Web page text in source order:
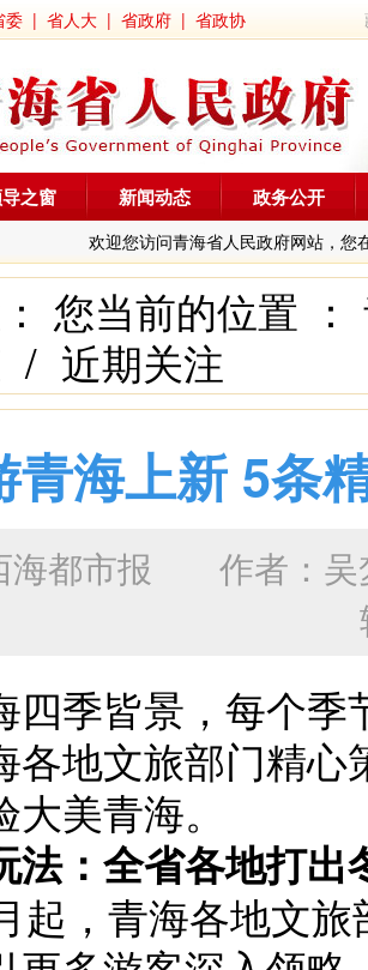
委 | 省人大 | 省政府 | 省政协
欢迎您访问青海省人民政府网站，您
之窗 新闻动态 政务公开
您当前的位置 ：
/ 近期关注
青海上新 5条
海都市报 作者：
季皆景，每个季
各地文旅部门精
美青海。
法：全省各地打出
，青海各地文旅